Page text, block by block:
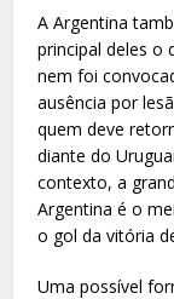
A Argentina
principal deles o
nem foi
ausência por
quem deve
diante do
contexto, a
Argentina é o
o gol da vitória
Uma possível